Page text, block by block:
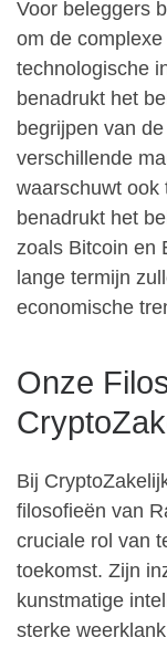
Voor beleggers
om de
technologische
benadrukt het
begrijpen van
verschillende
waarschuwt ook
benadrukt het
zoals Bitcoin en
lange termijn
economische
Onze
Bij
filosofieën van
cruciale rol van
toekomst. Zijn
kunstmatige
sterke